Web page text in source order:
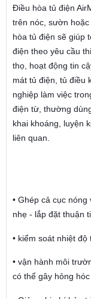
Điều hòa tủ điện
trên nóc, sườn
hòa tủ điện sẽ giúp
điện theo yêu cầu
thọ, hoạt động tin
mát tủ điện, tủ điều
nghiệp làm việc
điện từ, thường
khai khoáng, luyện
liên quan.
• Ghép cả cục
nhẹ - lắp đặt thuận
• kiểm soát nhiệt độ
• vận hành môi
có thể gây hỏng